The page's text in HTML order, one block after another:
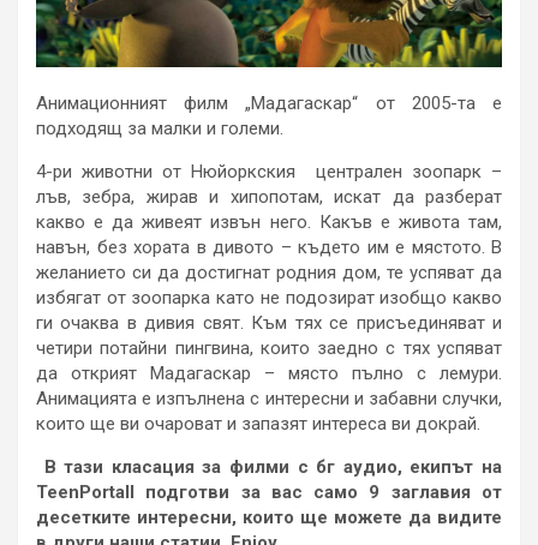
Анимационният филм „Мадагаскар“ от 2005-та е
подходящ за малки и големи.
4-ри животни от Нюйоркския централен зоопарк –
лъв, зебра, жирав и хипопотам, искат да разберат
какво е да живеят извън него. Какъв е живота там,
навън, без хората в дивото – където им е мястото. В
желанието си да достигнат родния дом, те успяват да
избягат от зоопарка като не подозират изобщо какво
ги очаква в дивия свят. Към тях се присъединяват и
четири потайни пингвина, които заедно с тях успяват
да открият Мадагаскар – място пълно с лемури.
Анимацията е изпълнена с интересни и забавни случки,
които ще ви очароват и запазят интереса ви докрай.
В тази класация за филми с бг аудио, екипът на
TeenPortall подготви за вас само 9 заглавия от
десетките интересни, които ще можете да видите